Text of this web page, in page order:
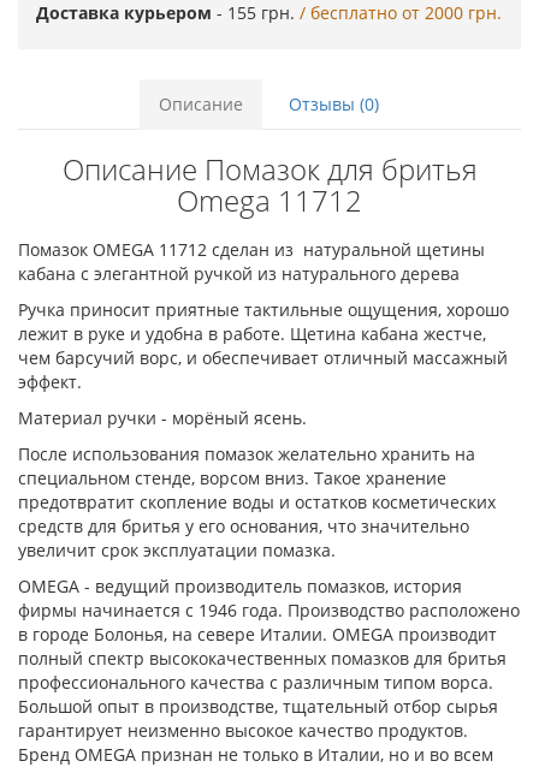
Доставка курьером - 155 грн. / бесплатно от 2000 грн.
Описание Отзывы (0)
Описание Помазок для бритья
Omega 11712
Помазок OMEGA 11712 сделан из натуральной щетины
кабана с элегантной ручкой из натурального дерева
Ручка приносит приятные тактильные ощущения, хорошо
лежит в руке и удобна в работе. Щетина кабана жестче,
чем барсучий ворс, и обеспечивает отличный массажный
эффект.
Материал ручки - морёный ясень.
После использования помазок желательно хранить на
специальном стенде, ворсом вниз. Такое хранение
предотвратит скопление воды и остатков косметических
средств для бритья у его основания, что значительно
увеличит срок эксплуатации помазка.
OMEGA - ведущий производитель помазков, история
фирмы начинается с 1946 года. Производство расположено
в городе Болонья, на севере Италии. OMEGA производит
полный спектр высококачественных помазков для бритья
профессионального качества с различным типом ворса.
Большой опыт в производстве, тщательный отбор сырья
гарантирует неизменно высокое качество продуктов.
Бренд OMEGA признан не только в Италии, но и во всем